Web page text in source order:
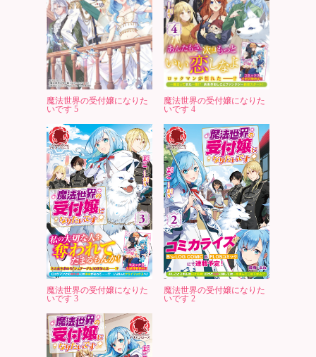
魔法世界の受付嬢になりた
いです 5
魔法世界の受付嬢になりた
いです 4
魔法世界の受付嬢になりた
いです 3
魔法世界の受付嬢になりた
いです 2